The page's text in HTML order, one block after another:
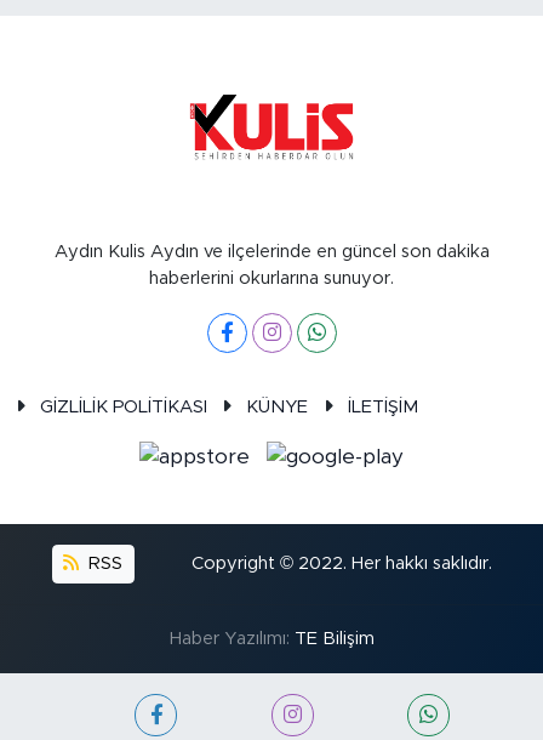
Aydın Kulis Aydın ve ilçelerinde en güncel son dakika
haberlerini okurlarına sunuyor.
GİZLİLİK POLİTİKASI KÜNYE İLETİŞİM
RSS Copyright © 2022. Her hakkı saklıdır.
Haber Yazılımı: TE Bilişim